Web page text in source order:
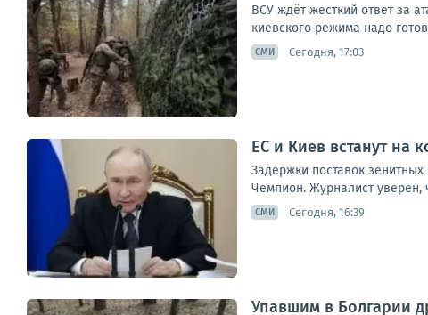
ВСУ ждёт жесткий ответ за
киевского режима надо
СМИ Сегодня, 17:03
ЕС и Киев встанут на
Задержки поставок
Чемпион. Журналист уверен,
СМИ Сегодня, 16:39
Упавшим в Болгарии